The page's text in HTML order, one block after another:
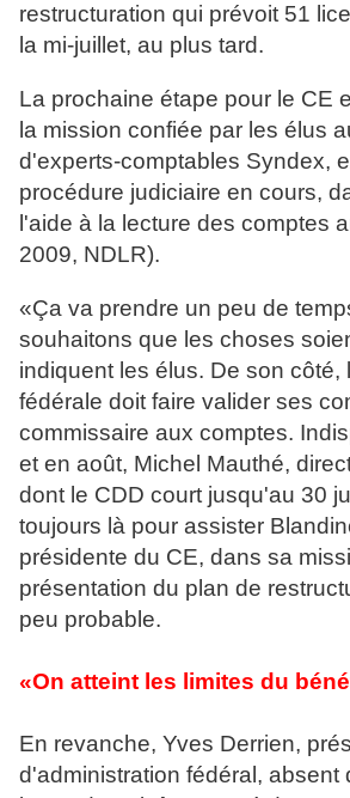
restructuration qui prévoit 51
la mi-juillet, au plus tard.
La prochaine étape pour le CE
la mission confiée par les élus
d'experts-comptables Syndex,
procédure judiciaire en cours,
l'aide à la lecture des comptes
2009, NDLR).
«Ça va prendre un peu de
souhaitons que les choses
indiquent les élus. De son côté,
fédérale doit faire valider ses
commissaire aux comptes.
et en août, Michel Mauthé,
dont le CDD court jusqu'au 30
toujours là pour assister
présidente du CE, dans sa
présentation du plan de
peu probable.
«On atteint les limites du
En revanche, Yves Derrien,
d'administration fédéral, absent